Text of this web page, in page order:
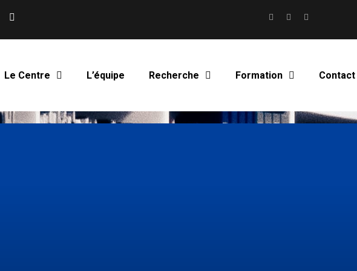
Le Centre L’équipe Recherche Formation Contact